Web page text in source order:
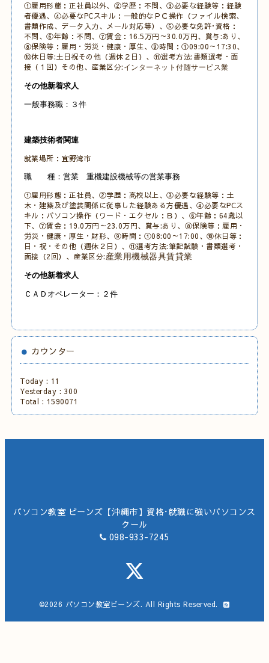
①雇用形態：正社員以外、②学歴：不問、③必要な経験等：経験
者優遇、④必要なPCスキル：一般的なＰＣ操作（ファイル検索、
書類作成、データ入力、メール対応等）、⑤必要な免許･資格：
不問、⑥年齢：不問、⑦賃金：16.5万円～30.0万円、賞与:あり、
⑧保険等：雇用・労災・健康・厚生、⑨時間：①09:00～17:30、
⑩休日等:土日祝その他（週休２日）、⑪選考方法:書類選考・面
接（１回）その他、産業区分: インターネット付随サービス業
その他新着求人
一般事務職：３件
建築技術者関連
就業場所：宜野湾市
職 種：営業 重機建設機械等の営業事務
①雇用形態：正社員、②学歴：高校以上、③必要な経験等：土
木・建築及び塗装関係に従事した経験ある方優遇、④必要なPCス
キル：パソコン操作（ワード・エクセル：Ｂ） 、⑥年齢：64歳以
下、⑦賃金：19.0万円～23.0万円、賞与:あり、⑧保険等：雇用・
労災・健康・厚生・財形、⑨時間：①08:00～17:00、⑩休日等：
日・祝・その他 （週休２日）、⑪選考方法:筆記試験・書類選考・
面接（2回）、産業区分:産業用機械器具賃貸業
その他新着求人
ＣＡＤオペレーター：２件
カウンター
Today : 11
Yesterday : 300
Total : 1590071
パソコン教室 ビーンズ【沖縄市】資格･就職に強いパソコンス
クール
098-933-7245
©2026 パソコン教室ビーンズ. All Rights Reserved.